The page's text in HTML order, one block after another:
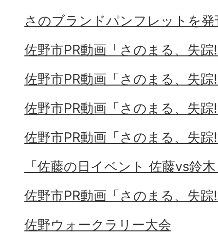
さのブランドパンフレットを
佐野市PR動画「さのまる、失
佐野市PR動画「さのまる、失
佐野市PR動画「さのまる、失
佐野市PR動画「さのまる、失
「佐藤の日イベント 佐藤vs鈴
佐野市PR動画「さのまる、失
佐野ウォークラリー大会